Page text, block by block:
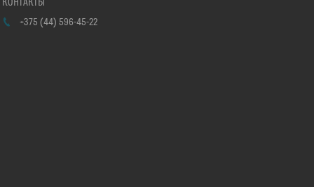
+375 (44) 596-45-22